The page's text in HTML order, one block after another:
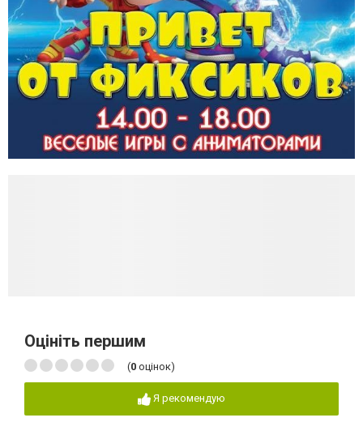
Оцініть першим
(0 оцінок)
Я рекомендую